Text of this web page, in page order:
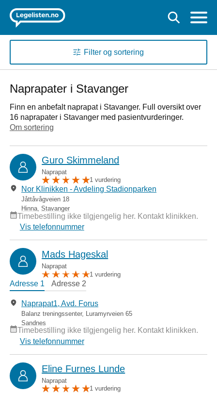
Filter og sortering
Naprapater i Stavanger
Finn en anbefalt naprapat i Stavanger. Full oversikt over
16 naprapater i Stavanger med pasientvurderinger.
Om sortering
Guro Skimmeland
Naprapat
1 vurdering
Nor Klinikken - Avdeling Stadionparken
Jåttåvågveien 18
Hinna Stavanger
Timebestilling ikke tilgjengelig her. Kontakt klinikken.
Vis telefonnummer
Mads Hageskal
Naprapat
1 vurdering
Adresse 1 Adresse 2
Naprapat1, Avd. Forus
Balanz treningssenter, Luramyrveien 65
Sandnes
Timebestilling ikke tilgjengelig her. Kontakt klinikken.
Vis telefonnummer
Eline Furnes Lunde
Naprapat
1 vurdering